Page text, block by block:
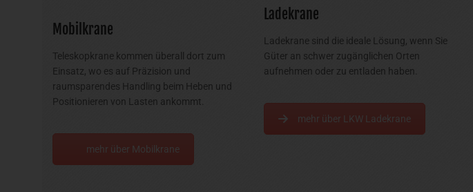
Mobilkrane
Teleskopkrane kommen überall dort zum
Einsatz, wo es auf Präzision und
raumsparendes Handling beim Heben und
Positionieren von Lasten ankommt.
mehr über Mobilkrane
Ladekrane
Ladekrane sind die ideale Lösung, wenn Sie
Güter an schwer zugänglichen Orten
aufnehmen oder zu entladen haben.
mehr über LKW Ladekrane